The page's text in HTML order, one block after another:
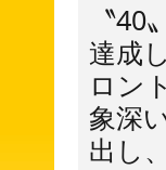
〝
達成
ロン
象深
出し